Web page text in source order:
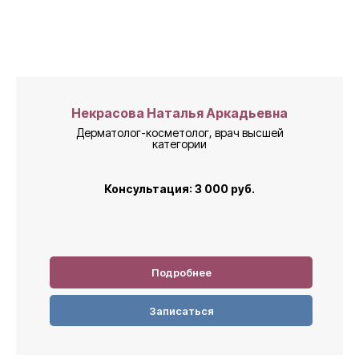
Некрасова Наталья Аркадьевна
Дерматолог-косметолог, врач высшей
категории
Консультация: 3 000 руб.
Подробнее
Записаться